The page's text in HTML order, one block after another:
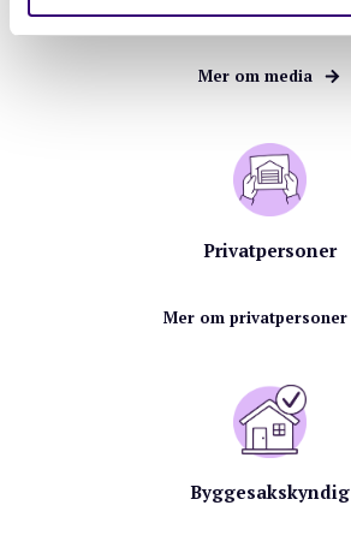
Media
Mer om media
Privatpersoner
Mer om privatpersoner
Byggesakskyndig